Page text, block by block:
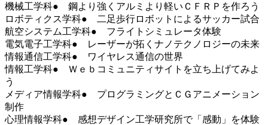
機械工学科● 鋼より強くアルミより軽いＣＦＲＰを作ろう
ロボティクス学科● 二足歩行ロボットによるサッカー試合
航空システム工学科● フライトシミュレータ体験
電気電子工学科● レーザーが拓くナノテクノロジーの未来
情報通信工学科● ワイヤレス通信の世界
情報工学科● Ｗｅｂコミュニティサイトを立ち上げてみよ
う
メディア情報学科● プログラミングとＣＧアニメーション
制作
心理情報学科● 感想デザイン工学研究所で「感動」を体験